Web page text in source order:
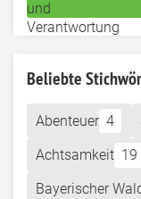
Beliebte
Abenteuer 4
Achtsamkeit 19
Bayerischer